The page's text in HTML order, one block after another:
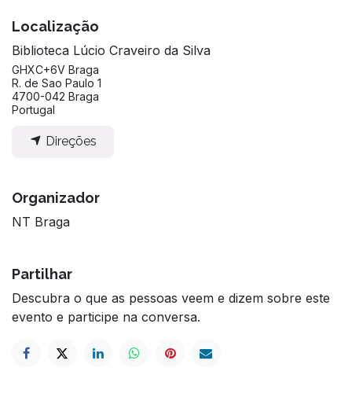
Localização
Biblioteca Lúcio Craveiro da Silva
GHXC+6V Braga
R. de Sao Paulo 1
4700-042 Braga
Portugal
Direções
Organizador
NT Braga
Partilhar
Descubra o que as pessoas veem e dizem sobre este
evento e participe na conversa.